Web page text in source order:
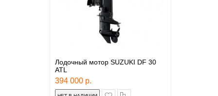
Лодочный мотор SUZUKI DF 30
ATL
394 000 р.
в закладки